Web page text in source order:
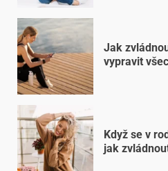
Jak
vypravit
Když se v
jak